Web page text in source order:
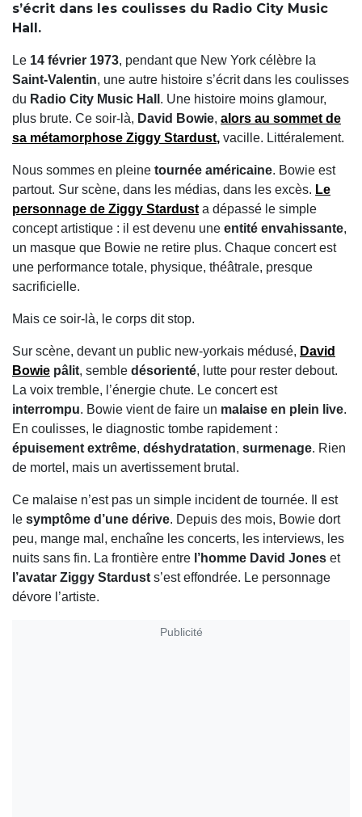
s’écrit dans les coulisses du Radio City Music
Hall.
Le 14 février 1973, pendant que New York célèbre la
Saint-Valentin, une autre histoire s’écrit dans les coulisses
du Radio City Music Hall . Une histoire moins glamour,
plus brute. Ce soir-là, David Bowie, alors au sommet de
sa métamorphose Ziggy Stardust, vacille. Littéralement.
Nous sommes en pleine tournée américaine. Bowie est
partout. Sur scène, dans les médias, dans les excès. Le
personnage de Ziggy Stardust a dépassé le simple
concept artistique : il est devenu une entité envahissante,
un masque que Bowie ne retire plus. Chaque concert est
une performance totale, physique, théâtrale, presque
sacrificielle.
Mais ce soir-là, le corps dit stop.
Sur scène, devant un public new-yorkais médusé, David
Bowie pâlit, semble désorienté, lutte pour rester debout.
La voix tremble, l’énergie chute. Le concert est
interrompu. Bowie vient de faire un malaise en plein live.
En coulisses, le diagnostic tombe rapidement :
épuisement extrême, déshydratation, surmenage. Rien
de mortel, mais un avertissement brutal.
Ce malaise n’est pas un simple incident de tournée. Il est
le symptôme d’une dérive. Depuis des mois, Bowie dort
peu, mange mal, enchaîne les concerts, les interviews, les
nuits sans fin. La frontière entre l’homme David Jones et
l’avatar Ziggy Stardust s’est effondrée. Le personnage
dévore l’artiste.
Publicité